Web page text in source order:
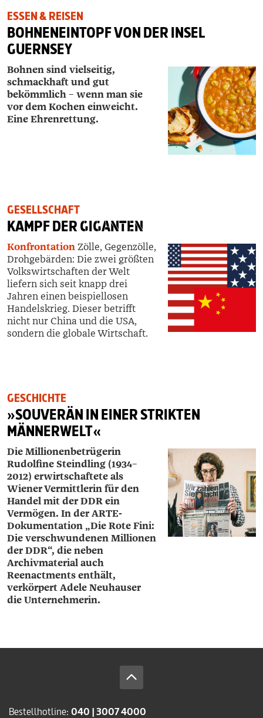
ESSEN & REISEN
BOHNENEINTOPF VON DER INSEL
GUERNSEY
Bohnen sind vielseitig,
schmackhaft und gut
bekömmlich – wenn man sie
vor dem Kochen einweicht.
Eine Ehrenrettung.
GESELLSCHAFT
KAMPF DERGIGANTEN
KonfrontationZölle, Gegenzölle,
Drohgebärden: Die zwei größten
Volkswirtschaften der Welt
liefern sich seit knapp drei
Jahren einen beispiellosen
Handelskrieg. Dieser betrifft
nicht nur China und die USA,
sondern die globale Wirtschaft.
GESCHICHTE
»SOUVERÄN IN EINER STRIKTEN
MÄNNERWELT«
Die Millionenbetrügerin
Rudolfine Steindling (1934–
2012) erwirtschaftete als
Wiener Vermittlerin für den
Handel mit der DDR ein
Vermögen. In der ARTE-
Dokumentation „Die Rote Fini:
Die verschwundenen Millionen
der DDR“, die neben
Archivmaterial auch
Reenactments enthält,
verkörpert ­Adele ­Neuhauser
die Unternehmerin.
Bestellhotline: 040 | 3007 4000